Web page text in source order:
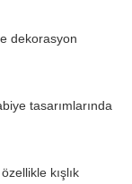
dekorasyon
tasarımlarında
kışlık